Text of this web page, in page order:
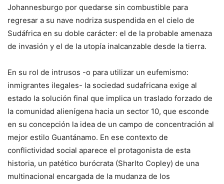
Johannesburgo por quedarse sin combustible para
regresar a su nave nodriza suspendida en el cielo de
Sudáfrica en su doble carácter: el de la probable amenaza
de invasión y el de la utopía inalcanzable desde la tierra.
En su rol de intrusos -o para utilizar un eufemismo:
inmigrantes ilegales- la sociedad sudafricana exige al
estado la solución final que implica un traslado forzado de
la comunidad alienígena hacia un sector 10, que esconde
en su concepción la idea de un campo de concentración al
mejor estilo Guantánamo. En ese contexto de
conflictividad social aparece el protagonista de esta
historia, un patético burócrata (Sharlto Copley) de una
multinacional encargada de la mudanza de los